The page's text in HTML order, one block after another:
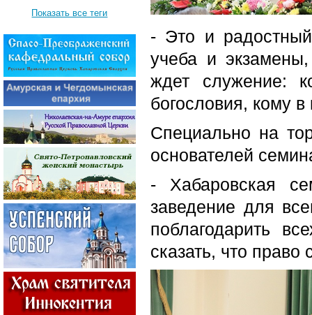
- Это и
учеба и
ждет служение:
богословия, кому в
Специально на
основателей
- Хабаровская
заведение для
поблагодарить
сказать, что
Показать все теги